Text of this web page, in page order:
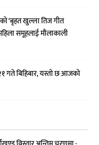
‘बृहत खुल्ला तिज गीत
समूहलाई मौलाकाली
गते बिहिबार, यस्तो छ आजको